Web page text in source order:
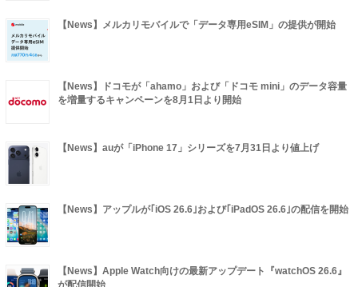
【News】メルカリモバイルで「データ専用eSIM」の提供が開始
【News】ドコモが「ahamo」および「ドコモ mini」のデータ容量
を増量するキャンペーンを8月1日より開始
【News】auが「iPhone 17」シリーズを7月31日より値上げ
【News】アップルが｢iOS 26.6｣および｢iPadOS 26.6｣の配信を開始
【News】Apple Watch向けの最新アップデート『watchOS 26.6』
が配信開始